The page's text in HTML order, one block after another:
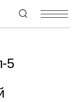
(495) 967-80-80
5